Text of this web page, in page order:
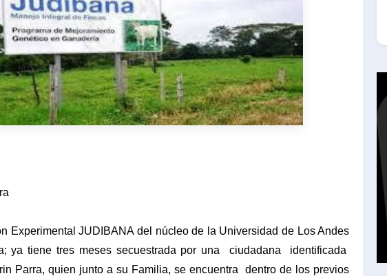
Experimental JUDIBANA del núcleo de la Universidad de Los Andes
ya tiene tres meses secuestrada por una
ciudadana
identificada
Parra, quien junto a su Familia, se encuentra
dentro de los previos